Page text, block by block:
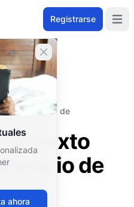
Registrarse
Cerrar banner
ahora
y literario de
de